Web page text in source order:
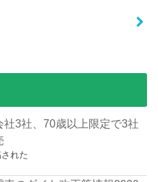
社3社、70歳以上限定で3社
れた